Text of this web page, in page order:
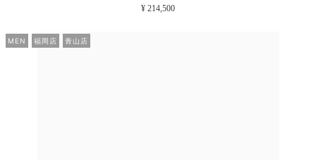
¥ 214,500
MEN 福岡店 青山店